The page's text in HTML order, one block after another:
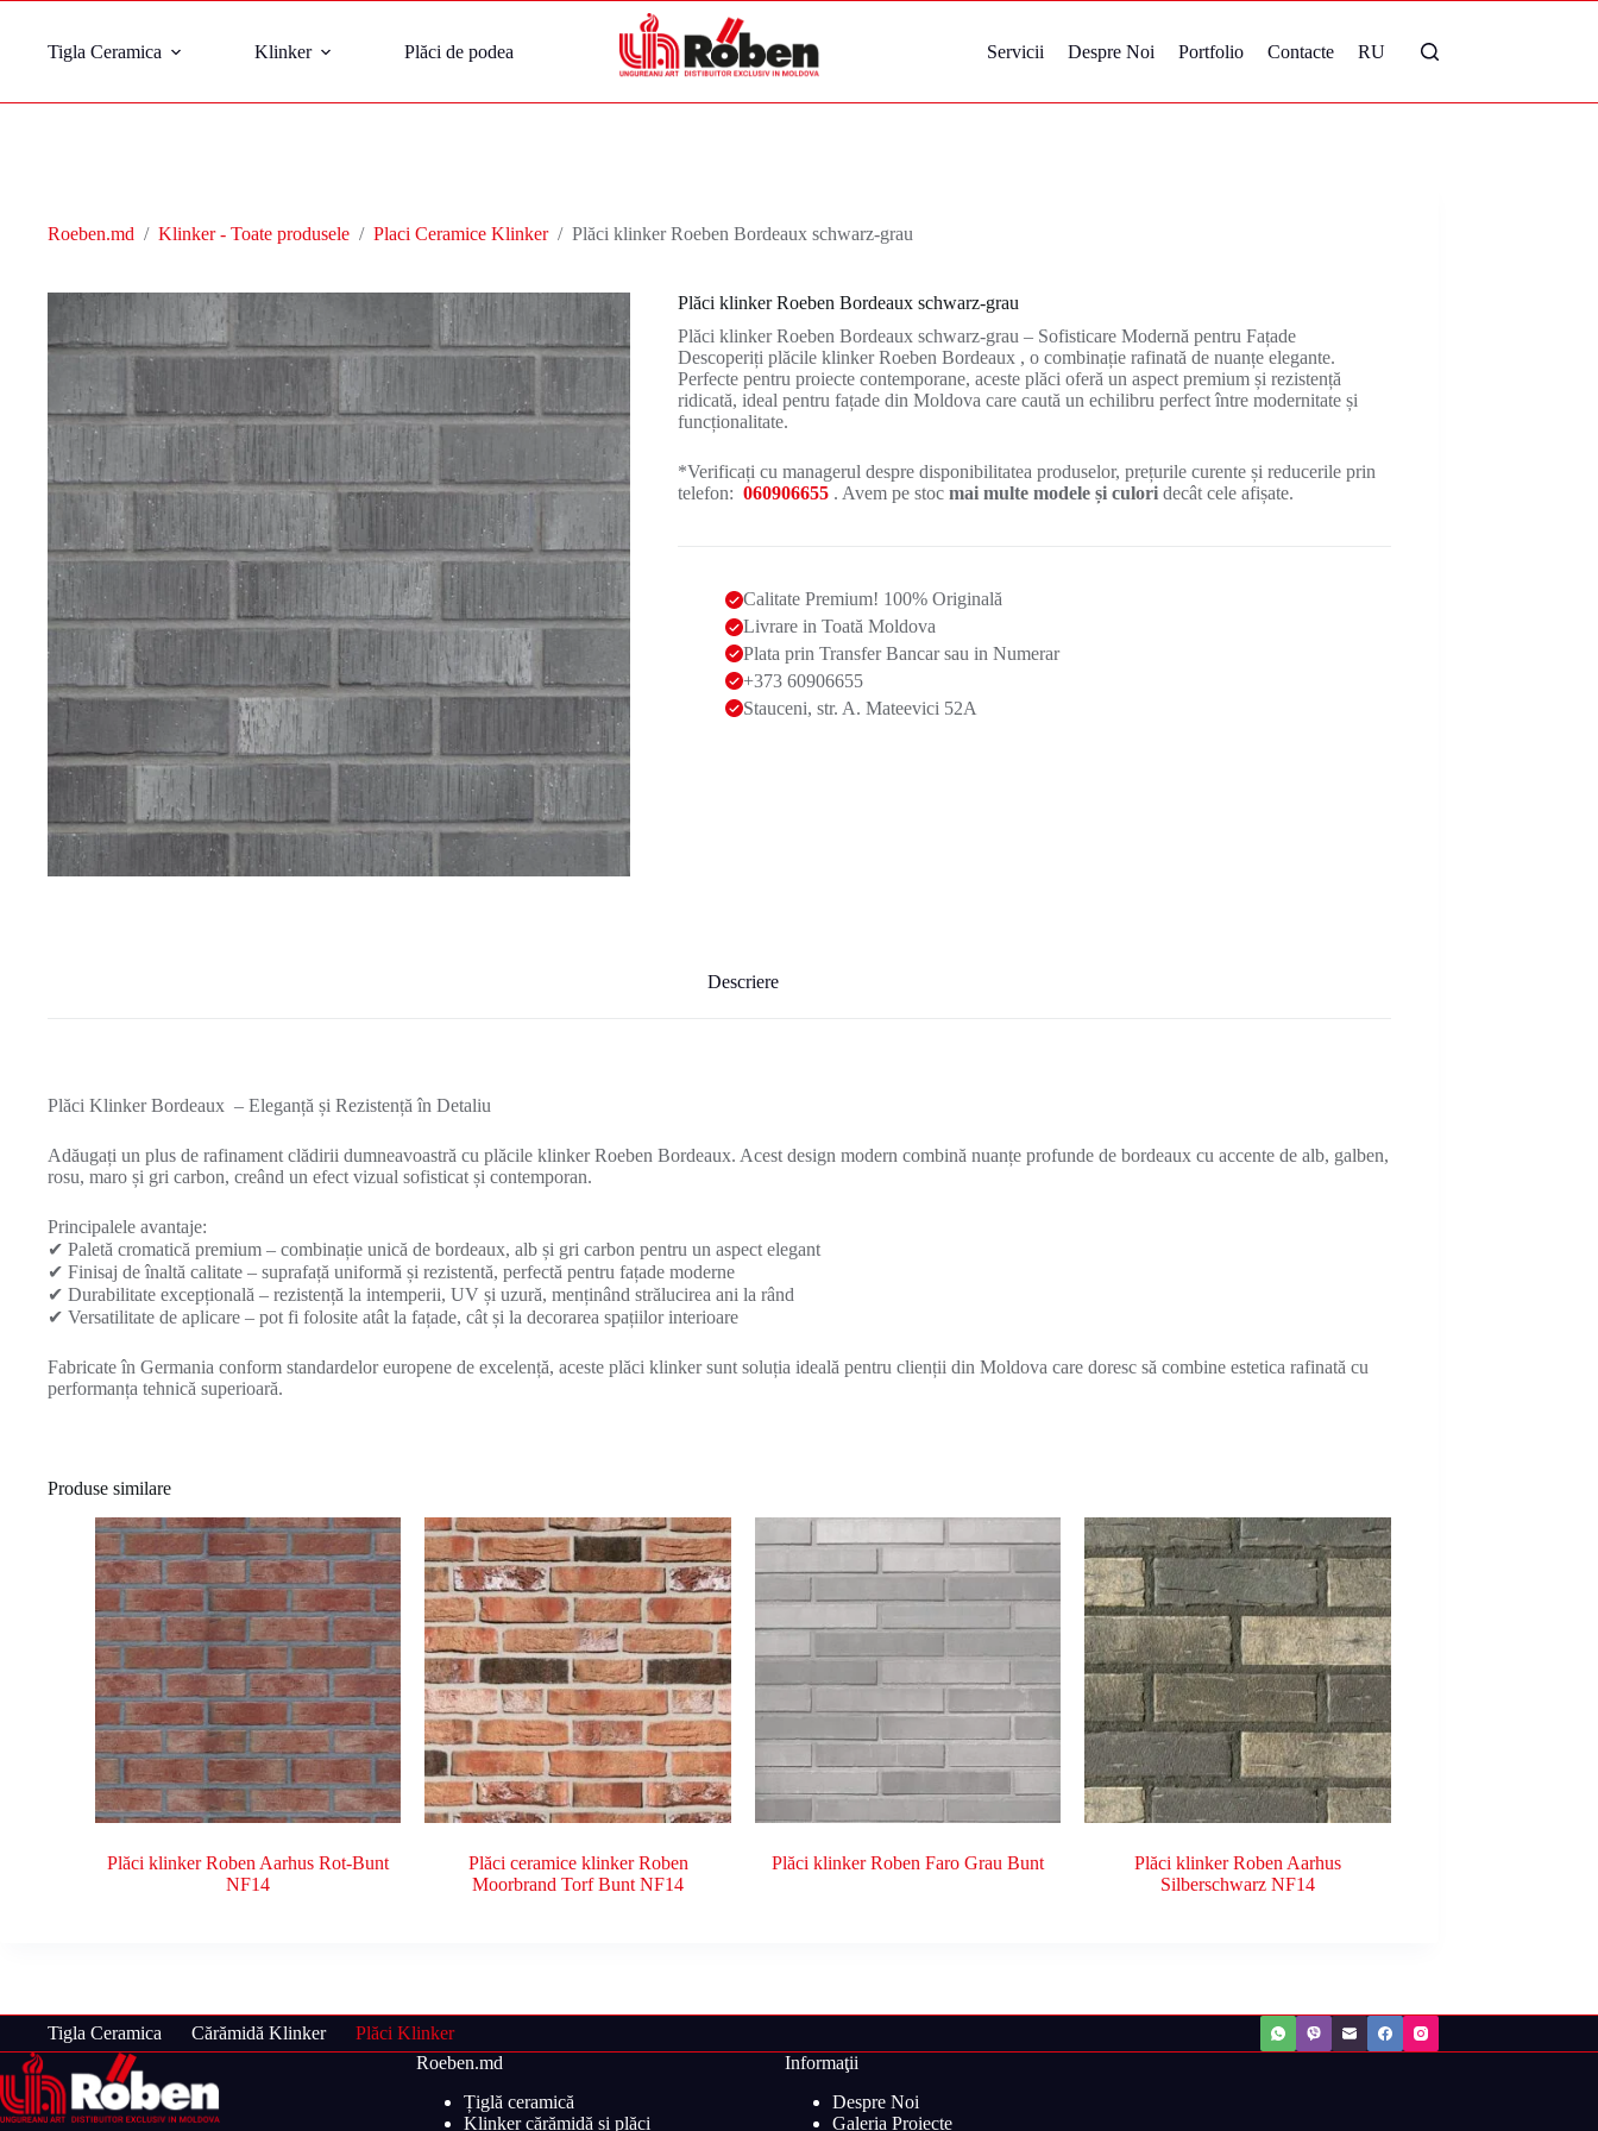
Tigla Ceramica Klinker Plăci de podea Servicii Despre Noi Portfolio Contacte RU
Roeben.md / Klinker - Toate produsele / Placi Ceramice Klinker / Plăci klinker Roeben Bordeaux schwarz-grau
Plăci klinker Roeben Bordeaux schwarz-grau
Plăci klinker Roeben Bordeaux schwarz-grau – Sofisticare Modernă pentru Fațade
Descoperiți plăcile klinker Roeben Bordeaux , o combinație rafinată de nuanțe elegante.
Perfecte pentru proiecte contemporane, aceste plăci oferă un aspect premium și rezistență
ridicată, ideal pentru fațade din Moldova care caută un echilibru perfect între modernitate și
funcționalitate.
*Verificați cu managerul despre disponibilitatea produselor, prețurile curente și reducerile prin
telefon:060906655 . Avem pe stocmai multe modele și culoridecât cele afișate.
Calitate Premium! 100% Originală
Livrare in Toată Moldova
Plata prin Transfer Bancar sau in Numerar
+373 60906655
Stauceni, str. A. Mateevici 52A
Descriere
Plăci Klinker Bordeaux – Eleganță și Rezistență în Detaliu
Adăugați un plus de rafinament clădirii dumneavoastră cu plăcile klinker Roeben Bordeaux. Acest design modern combină nuanțe profunde de bordeaux cu accente de alb, galben,
rosu, maro și gri carbon, creând un efect vizual sofisticat și contemporan.
Principalele avantaje:
✔ Paletă cromatică premium – combinație unică de bordeaux, alb și gri carbon pentru un aspect elegant
✔ Finisaj de înaltă calitate – suprafață uniformă și rezistentă, perfectă pentru fațade moderne
✔ Durabilitate excepțională – rezistență la intemperii, UV și uzură, menținând strălucirea ani la rând
✔ Versatilitate de aplicare – pot fi folosite atât la fațade, cât și la decorarea spațiilor interioare
Fabricate în Germania conform standardelor europene de excelență, aceste plăci klinker sunt soluția ideală pentru clienții din Moldova care doresc să combine estetica rafinată cu
performanța tehnică superioară.
Produse similare
Plăci klinker Roben Aarhus Rot-Bunt
NF14
Plăci ceramice klinker Roben
Moorbrand Torf Bunt NF14
Plăci klinker Roben Faro Grau Bunt
Plăci klinker Roben Aarhus
Silberschwarz NF14
Tigla Ceramica Cărămidă Klinker
Plăci Klinker
Roeben.md
Țiglă ceramică
Klinker cărămidă și plăci
Informaţii
Despre Noi
Galeria Proiecte